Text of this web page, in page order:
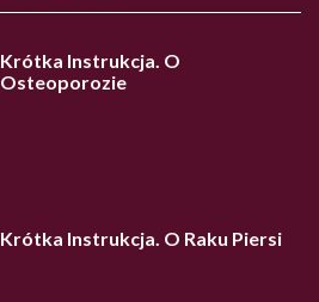
Krótka Instrukcja. O
Osteoporozie
Krótka Instrukcja. O Raku Piersi